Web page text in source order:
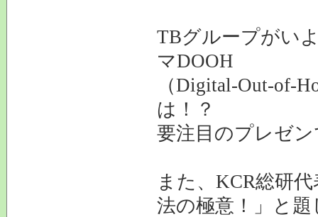
TBグループがい
マDOOH
（Digital-Out-of-
は！？
要注目のプレゼ
また、KCR総研
法の極意！」と題